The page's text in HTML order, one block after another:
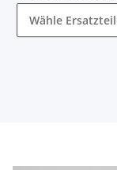
Wähle